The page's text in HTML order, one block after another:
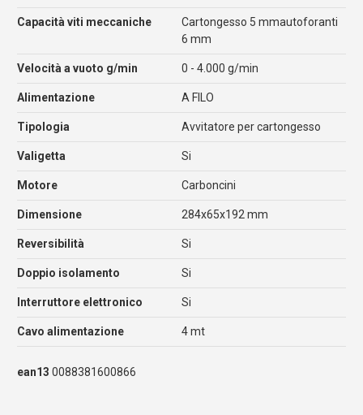
Capacità viti meccaniche
Cartongesso 5 mmautoforanti
6 mm
Velocità a vuoto g/min 0 - 4.000 g/min
Alimentazione A FILO
Tipologia Avvitatore per cartongesso
Valigetta Si
Motore Carboncini
Dimensione 284x65x192 mm
Reversibilità Si
Doppio isolamento Si
Interruttore elettronico Si
Cavo alimentazione 4 mt
ean13 0088381600866